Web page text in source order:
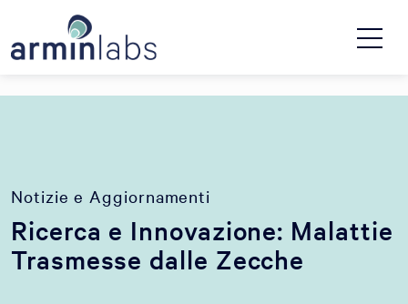
Notizie e Aggiornamenti
Ricerca e Innovazione: Malattie
Trasmesse dalle Zecche